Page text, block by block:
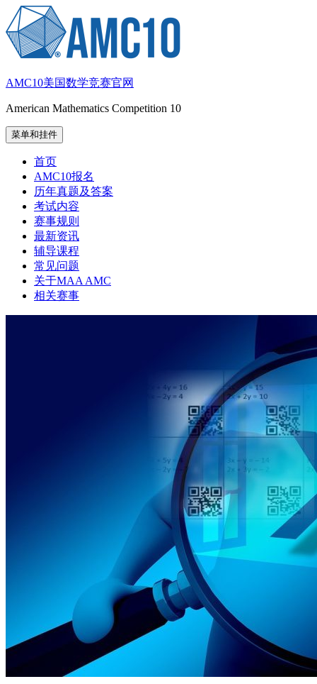
跳
至
内
AMC10美国数学竞赛官网
American Mathematics Competition 10
菜单和挂件
首页
AMC10报名
历年真题及答案
考试内容
赛事规则
最新资讯
辅导课程
常见问题
关于MAA AMC
相关赛事